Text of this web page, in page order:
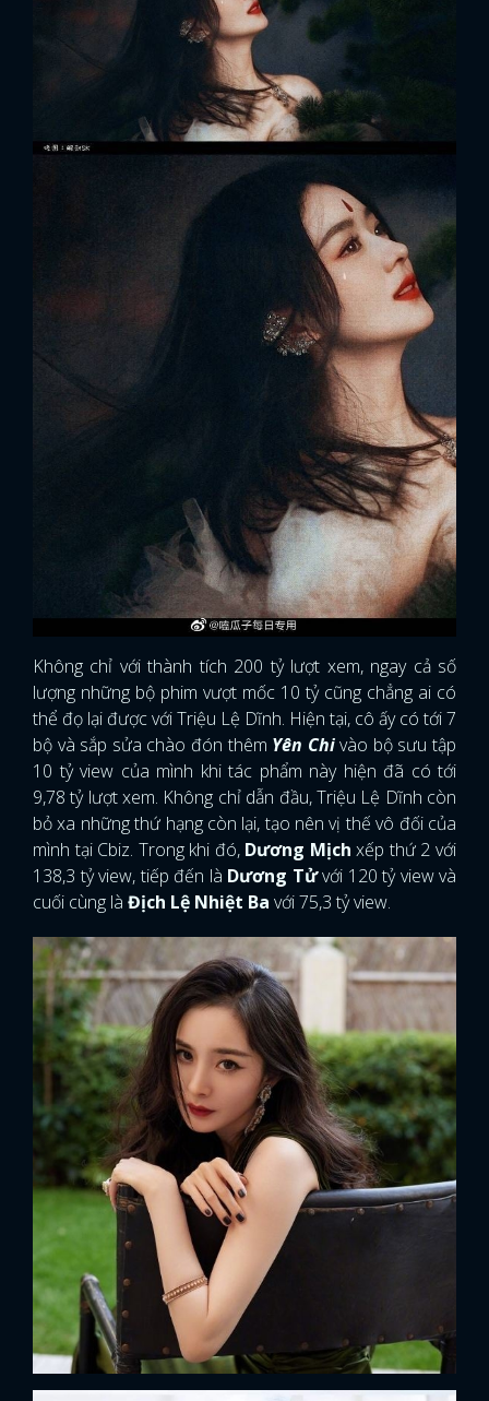
Không chỉ với thành tích 200 tỷ lượt xem, ngay cả số
lượng những bộ phim vượt mốc 10 tỷ cũng chẳng ai có
thể đọ lại được với Triệu Lệ Dĩnh. Hiện tại, cô ấy có tới 7
bộ và sắp sửa chào đón thêm Yên Chivào bộ sưu tập
10 tỷ view của mình khi tác phẩm này hiện đã có tới
9,78 tỷ lượt xem. Không chỉ dẫn đầu, Triệu Lệ Dĩnh còn
bỏ xa những thứ hạng còn lại, tạo nên vị thế vô đối của
mình tại Cbiz. Trong khi đó,Dương Mịch xếp thứ 2 với
138,3 tỷ view, tiếp đến là Dương Tửvới 120 tỷ view và
cuối cùng là Địch Lệ Nhiệt Ba với 75,3 tỷ view.